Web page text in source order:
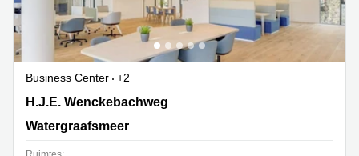
Business Center
+2
H.J.E. Wenckebachweg 252, Watergraafsmeer
H.J.E. Wenckebachweg
Watergraafsmeer